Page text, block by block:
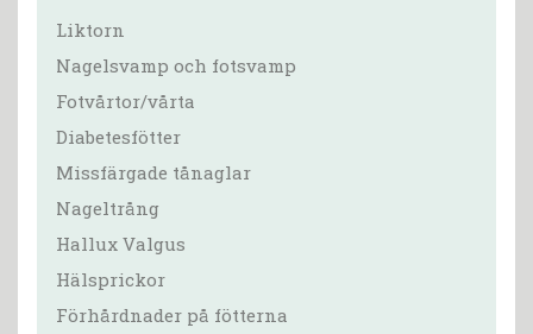
Liktorn
Nagelsvamp och fotsvamp
Fotvårtor/vårta
Diabetesfötter
Missfärgade tånaglar
Nageltrång
Hallux Valgus
Hälsprickor
Förhårdnader på fötterna